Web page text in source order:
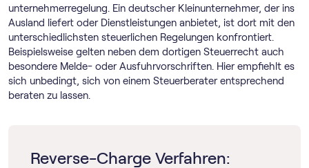
unternehmer­regelung. Ein deutscher Kleinunternehmer, der ins
Ausland liefert oder Dienstleistungen anbietet, ist dort mit den
unterschiedlichsten steuerlichen Regelungen konfrontiert.
Beispielsweise gelten neben dem dortigen Steuerrecht auch
besondere Melde- oder Ausfuhrvorschriften. Hier empfiehlt es
sich unbedingt, sich von einem Steuerberater entsprechend
beraten zu lassen.
Reverse-Charge Verfahren: